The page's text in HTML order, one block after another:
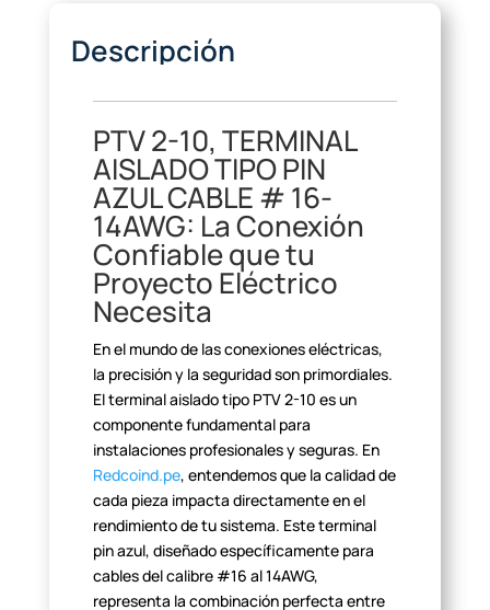
Descripción
PTV 2-10, TERMINAL
AISLADO TIPOPIN
AZUL CABLE # 16-
14AWG: La Conexión
Confiable que tu
Proyecto Eléctrico
Necesita
En el mundo de las conexiones eléctricas,
la precisión y la seguridad son primordiales.
El terminal aislado tipo PTV 2-10 es un
componente fundamental para
instalaciones profesionales y seguras. En
Redcoind.pe, entendemos que la calidadde
cada pieza impacta directamente en el
rendimiento de tu sistema. Esteterminal
pin azul, diseñado específicamente para
cables del calibre #16 al14AWG,
representa la combinación perfecta entre